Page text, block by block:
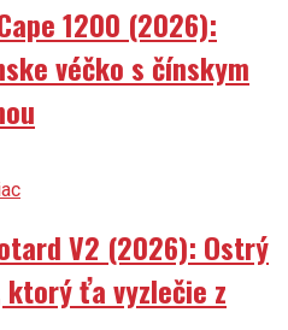
1200 (2026):
véčko s čínskym
V2 (2026): Ostrý
ktorý ťa vyzlečie z